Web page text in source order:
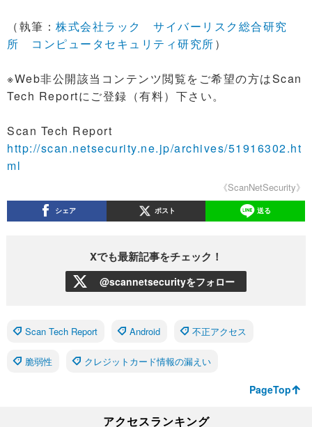
（執筆： 株式会社ラック サイバーリスク総合研究
所 コンピュータセキュリティ研究所）
※Web非公開該当コンテンツ閲覧をご希望の方はScan
Tech Reportにご登録（有料）下さい。
Scan Tech Report
http://scan.netsecurity.ne.jp/archives/51916302.ht
ml
《ScanNetSecurity》
シェア ポスト 送る
Xでも最新記事をチェック！
@scannetsecurityをフォロー
Scan Tech Report Android 不正アクセス
脆弱性 クレジットカード情報の漏えい
PageTop
アクセスランキング